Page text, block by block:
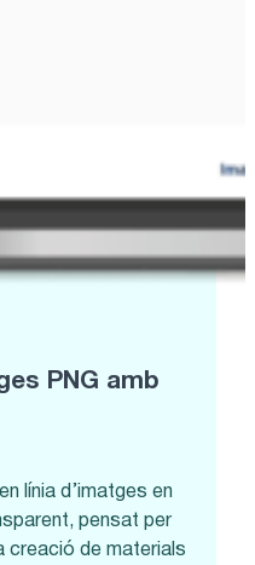
PNG amb
línia d’imatges en
pensat per
creació de materials